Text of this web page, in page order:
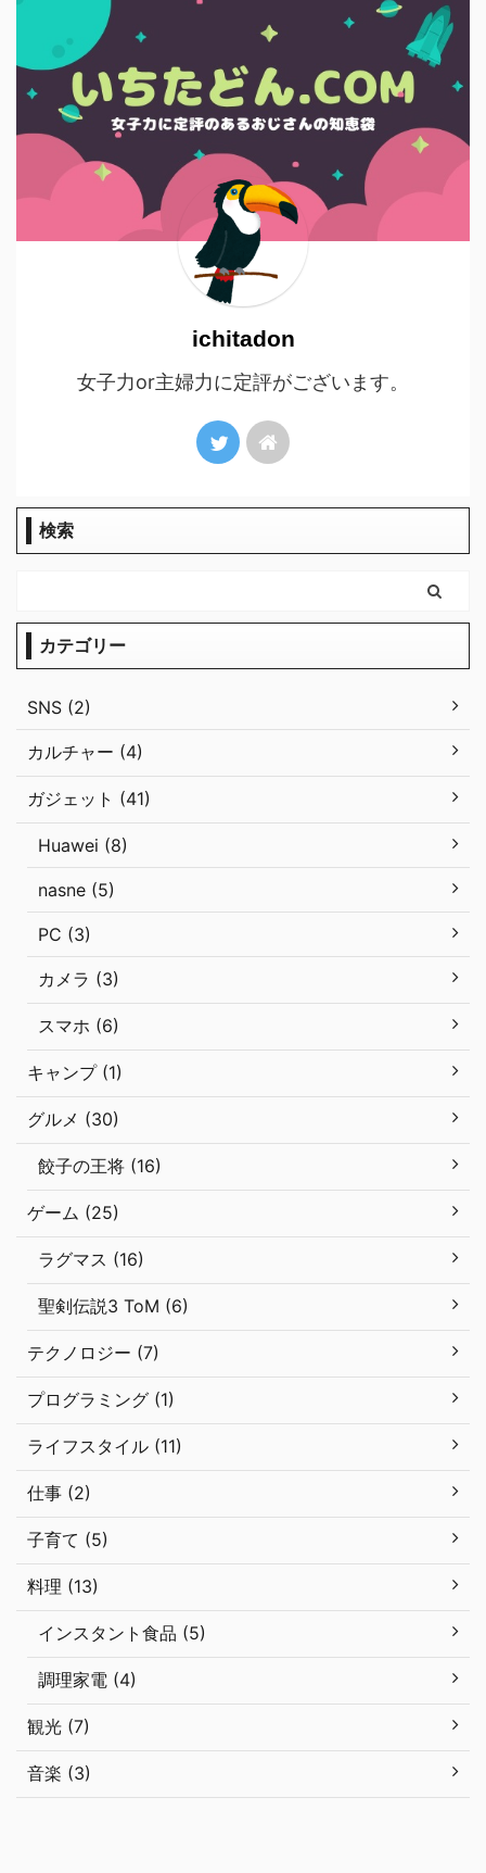
ichitadon
女子力or主婦力に定評がございます。
検索
カテゴリー
SNS (2)
カルチャー (4)
ガジェット (41)
Huawei (8)
nasne (5)
PC (3)
カメラ (3)
スマホ (6)
キャンプ (1)
グルメ (30)
餃子の王将 (16)
ゲーム (25)
ラグマス (16)
聖剣伝説3 ToM (6)
テクノロジー (7)
プログラミング (1)
ライフスタイル (11)
仕事 (2)
子育て (5)
料理 (13)
インスタント食品 (5)
調理家電 (4)
観光 (7)
音楽 (3)